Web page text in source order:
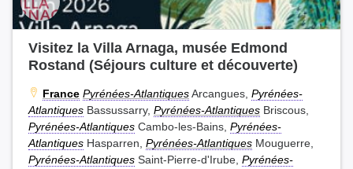
Visitez la Villa Arnaga, musée Edmond
Rostand (Séjours culture et découverte)
France Pyrénées-AtlantiquesArcangues, Pyrénées-
Atlantiques Bassussarry, Pyrénées-Atlantiques Briscous,
Pyrénées-Atlantiques Cambo-les-Bains, Pyrénées-
Atlantiques Hasparren, Pyrénées-Atlantiques Mouguerre,
Pyrénées-Atlantiques Saint-Pierre-d'Irube, Pyrénées-